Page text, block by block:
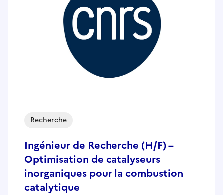
Ingénieur de Recherche (H/F) –
Optimisation de catalyseurs
inorganiques pour la combustion
catalytique
Recherche